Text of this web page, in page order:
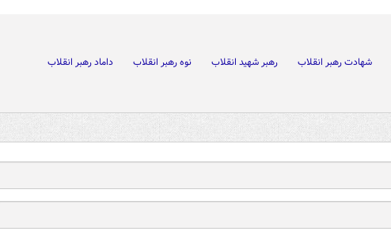
شهادت رهبر انقلاب رهبر شهید انقلاب نوه رهبر انقلاب
داماد رهبر انقلاب